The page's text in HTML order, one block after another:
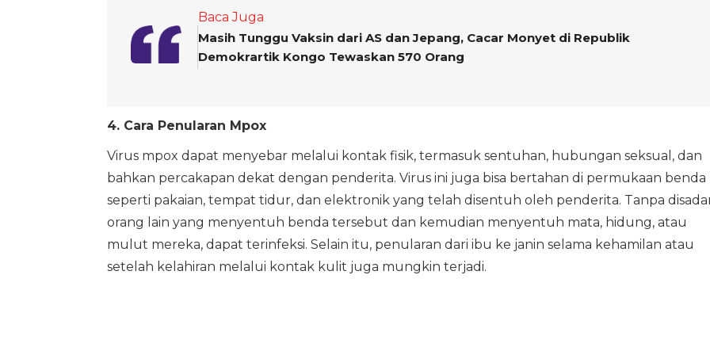
Baca Juga
Masih Tunggu Vaksin dari AS dan Jepang, Cacar Monyet di Republik
Demokrartik Kongo Tewaskan 570 Orang
4. Cara Penularan Mpox
Virus mpox dapat menyebar melalui kontak fisik, termasuk sentuhan, hubungan seksual, dan
bahkan percakapan dekat dengan penderita. Virus ini juga bisa bertahan di permukaan benda
seperti pakaian, tempat tidur, dan elektronik yang telah disentuh oleh penderita. Tanpa
orang lain yang menyentuh benda tersebut dan kemudian menyentuh mata, hidung, atau
mulut mereka, dapat terinfeksi. Selain itu, penularan dari ibu ke janin selama kehamilan atau
setelah kelahiran melalui kontak kulit juga mungkin terjadi.